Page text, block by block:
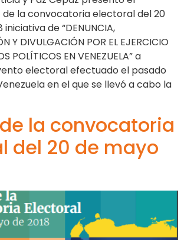
la convocatoria electoral del 20
de “DENUNCIA,
Y DIVULGACIÓN POR EL EJERCICIO
POLÍTICOS EN VENEZUELA” a
electoral efectuado el pasado
en el que se llevó a cabo la
la convocatoria
del 20 de mayo